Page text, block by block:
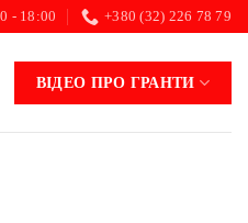
- 18:00 +380 (32) 226 78 79
ВІДЕО ПРО ГРАНТИ